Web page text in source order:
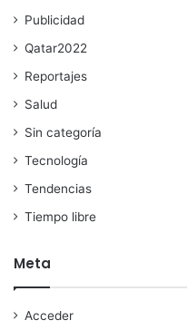
Publicidad
Qatar2022
Reportajes
Salud
Sin categoría
Tecnología
Tendencias
Tiempo libre
Meta
Acceder